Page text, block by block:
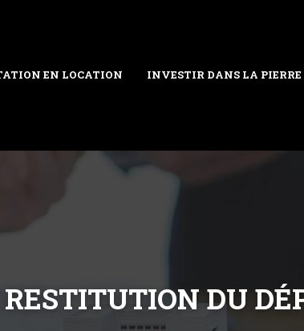
EN LOCATION INVESTIR DANS LA PIERRE
DU